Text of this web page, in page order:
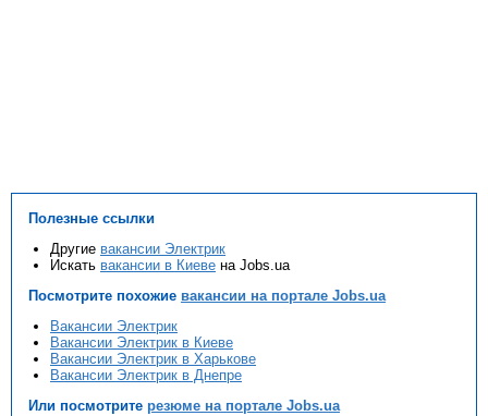
Полезные ссылки
Другие вакансии Электрик
Искать вакансии в Киеве на Jobs.ua
Посмотрите похожие вакансии на портале Jobs.ua
Вакансии Электрик
Вакансии Электрик в Киеве
Вакансии Электрик в Харькове
Вакансии Электрик в Днепре
Или посмотрите резюме на портале Jobs.ua